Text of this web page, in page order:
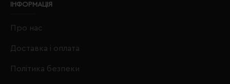
ІНФОРМАЦІЯ
Про нас
Доставка і оплата
Політика безпеки